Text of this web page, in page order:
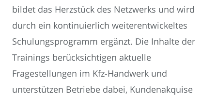
bildet das Herzstück des Netzwerks und wird
durch ein kontinuierlich weiterentwickeltes
Schulungsprogramm ergänzt. Die Inhalte der
Trainings berücksichtigen aktuelle
Fragestellungen im Kfz-Handwerk und
unterstützen Betriebe dabei, Kundenakquise